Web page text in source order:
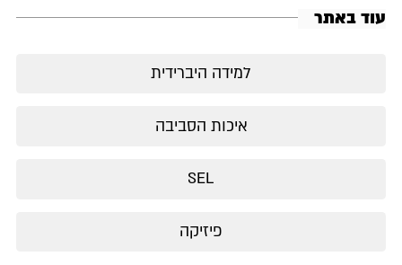
עוד באתר
למידה היברידית
איכות הסביבה
SEL
פיזיקה